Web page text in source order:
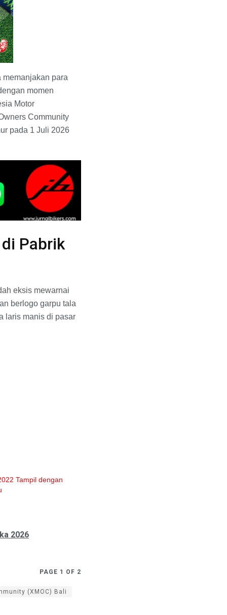
memanjakan para
momen
Motor
Community
pada 1 Juli 2026
Pabrik
eksis mewarnai
berlogo garpu tala
laris manis di pasar
Tampil dengan
2026
PAGE 1 OF 2
(XMOC) Bali